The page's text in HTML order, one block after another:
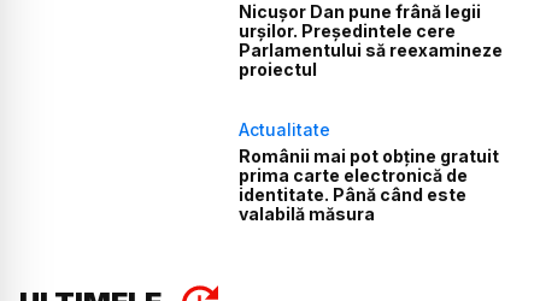
Nicușor Dan pune frână legii
urșilor. Președintele cere
Parlamentului să reexamineze
proiectul
Actualitate
Românii mai pot obține gratuit
prima carte electronică de
identitate. Până când este
valabilă măsura